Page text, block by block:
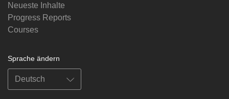
Neueste Inhalte
Progress Reports
Courses
Sprache ändern